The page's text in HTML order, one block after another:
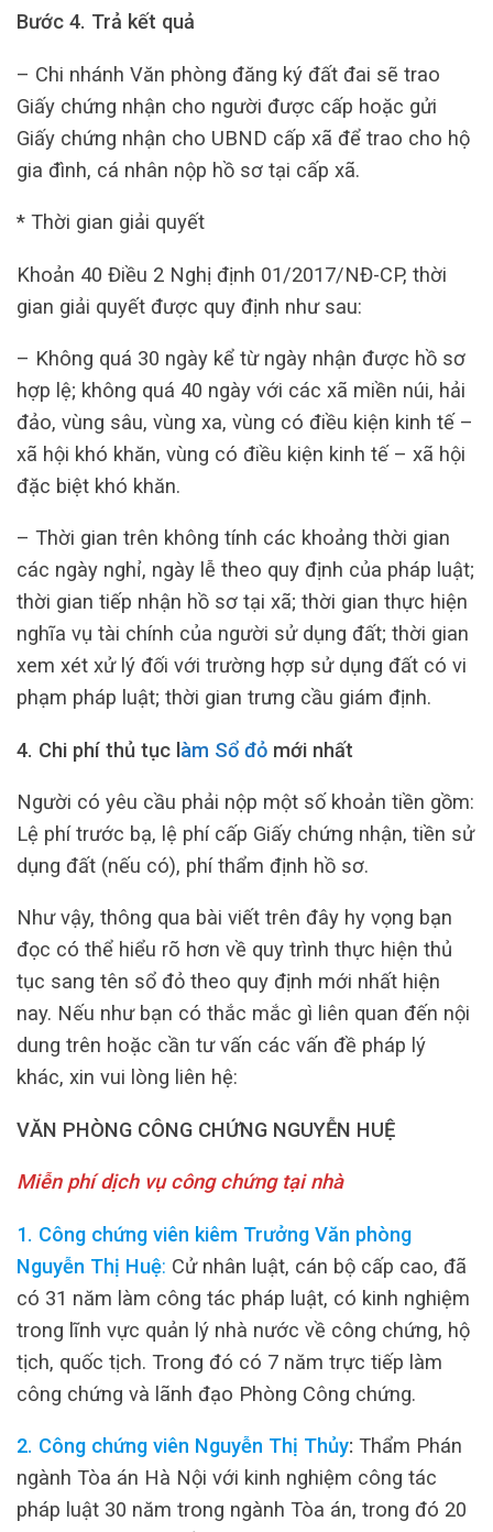
Bước 4. Trả kết quả
– Chi nhánh Văn phòng đăng ký đất đai sẽ trao
Giấy chứng nhận cho người được cấp hoặc gửi
Giấy chứng nhận cho UBND cấp xã để trao cho hộ
gia đình, cá nhân nộp hồ sơ tại cấp xã.
* Thời gian giải quyết
Khoản 40 Điều 2 Nghị định 01/2017/NĐ-CP, thời
gian giải quyết được quy định như sau:
– Không quá 30 ngày kể từ ngày nhận được hồ sơ
hợp lệ; không quá 40 ngày với các xã miền núi, hải
đảo, vùng sâu, vùng xa, vùng có điều kiện kinh tế –
xã hội khó khăn, vùng có điều kiện kinh tế – xã hội
đặc biệt khó khăn.
– Thời gian trên không tính các khoảng thời gian
các ngày nghỉ, ngày lễ theo quy định của pháp luật;
thời gian tiếp nhận hồ sơ tại xã; thời gian thực hiện
nghĩa vụ tài chính của người sử dụng đất; thời gian
xem xét xử lý đối với trường hợp sử dụng đất có vi
phạm pháp luật; thời gian trưng cầu giám định.
4. Chi phí thủ tục làm Sổ đỏ mới nhất
Người có yêu cầu phải nộp một số khoản tiền gồm:
Lệ phí trước bạ, lệ phí cấp Giấy chứng nhận, tiền sử
dụng đất (nếu có), phí thẩm định hồ sơ.
Như vậy, thông qua bài viết trên đây hy vọng bạn
đọc có thể hiểu rõ hơn về quy trình thực hiện thủ
tục sang tên sổ đỏ theo quy định mới nhất hiện
nay. Nếu như bạn có thắc mắc gì liên quan đến nội
dung trên hoặc cần tư vấn các vấn đề pháp lý
khác, xin vui lòng liên hệ:
VĂN PHÒNG CÔNG CHỨNG NGUYỄN HUỆ
Miễn phí dịch vụ công chứng tại nhà
1. Công chứng viên kiêm Trưởng Văn phòng
Nguyễn Thị Huệ: Cử nhân luật, cán bộ cấp cao, đã
có 31 năm làm công tác pháp luật, có kinh nghiệm
trong lĩnh vực quản lý nhà nước về công chứng, hộ
tịch, quốc tịch. Trong đó có 7 năm trực tiếp làm
công chứng và lãnh đạo Phòng Công chứng.
2. Công chứng viên Nguyễn Thị Thủy: Thẩm Phán
ngành Tòa án Hà Nội với kinh nghiệm công tác
pháp luật 30 năm trong ngành Tòa án, trong đó 20